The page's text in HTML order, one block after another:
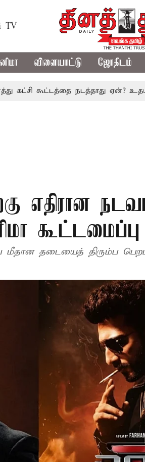
TV
விளையாட்டு ஜோதிடம்
கூட்டத்தை நடத்தாது ஏன்? உதயநிதி
எதிரான
கூட்டமைப்பு
மீதான தடையைத் திரும்ப